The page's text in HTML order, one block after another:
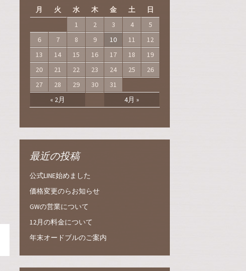
月
火 水 木 金 土 日
« 2月 4月 »
1 2 3 4
5
6
7 8 9 10 11
12
13
14 15 16 17 18
19
20
21 22 23 24 25
26
27
28 29 30 31
最近の投稿
公式LINE始めました
価格変更のらお知らせ
GWの営業について
12月の料金について
年末オードブルのご案内